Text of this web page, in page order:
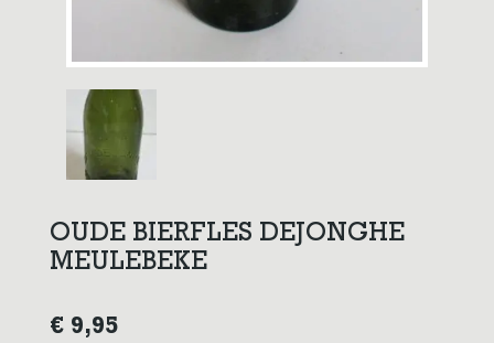
OUDE BIERFLES DEJONGHE
MEULEBEKE
€ 9,95